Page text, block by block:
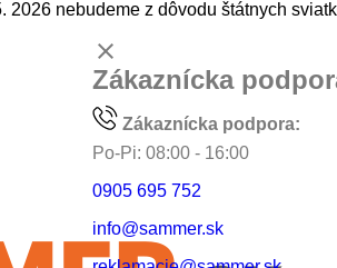
2026 nebudeme z dôvodu štátnych
clear
Zákaznícka
Zákaznícka podpora:
Po-Pi: 08:00 - 16:00
0905 695 752
info@sammer.sk